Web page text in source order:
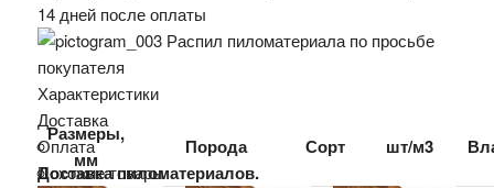
14 дней после оплаты
Распил пиломатериала по просьбе
покупателя
Характеристики
Размеры,
мм
Порода Сорт шт/м3
Доставка
Доставка пиломатериалов.
Оплата
Похожие товары